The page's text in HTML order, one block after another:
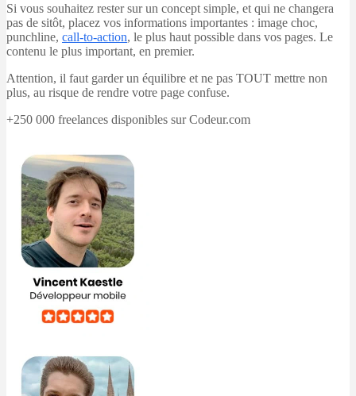
Si vous souhaitez rester sur un concept simple, et qui ne changera
pas de sitôt, placez vos informations importantes : image choc,
punchline, call-to-action, le plus haut possible dans vos pages. Le
contenu le plus important, en premier.
Attention, il faut garder un équilibre et ne pas TOUT mettre non
plus, au risque de rendre votre page confuse.
+250 000 freelances disponibles sur Codeur.com